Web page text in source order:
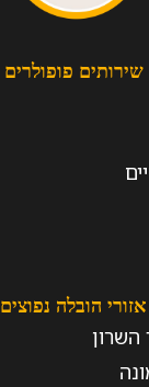
שירותים פופולרים
אזורי הובלה נפוצים
השרון